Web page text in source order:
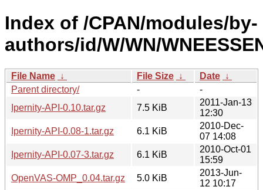
Index of /CPAN/modules/by-
authors/id/W/WN/
File Name ↓ File Size ↓ Date ↓
Parent directory/
-
-
Ipernity-API-0.10.tar.gz
7.5 KiB
2011-Jan-13
12:30
Ipernity-API-0.08-1.tar.gz
6.1 KiB
2010-Dec-
07 14:08
Ipernity-API-0.07-3.tar.gz
6.1 KiB
2010-Oct-01
15:59
OpenVAS-OMP_0.04.tar.gz
5.0 KiB
2013-Jun-
12 10:17